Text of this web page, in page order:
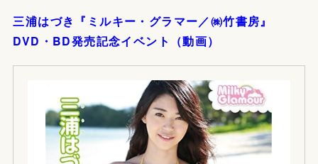
三浦はづき『ミルキー・グラマー／㈱竹書房』
DVD・BD発売記念イベント（動画）